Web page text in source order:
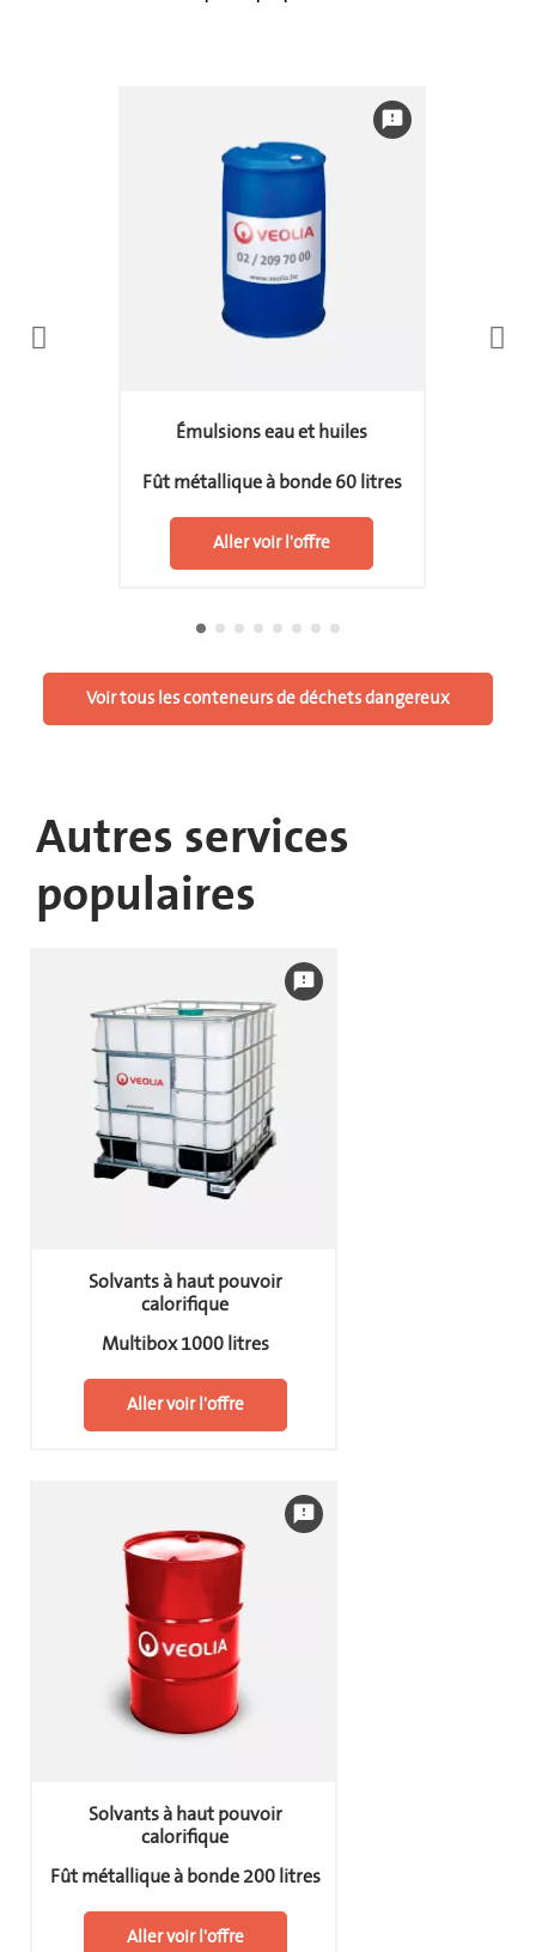
feedback
Émulsions eau et huiles
Fût métallique à bonde 60 litres
Aller voir l'offre
Voir tous les conteneurs de déchets dangereux
Autres services
populaires
feedback
Solvants à haut pouvoir
calorifique
Multibox 1000 litres
Aller voir l'offre
feedback
Solvants à haut pouvoir
calorifique
Fût métallique à bonde 200 litres
Aller voir l'offre